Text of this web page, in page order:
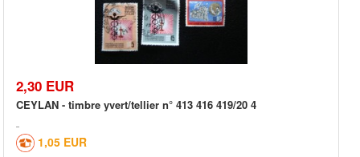
2,30 EUR
CEYLAN - timbre yvert/tellier n° 413 416 419/20 4
1,05 EUR